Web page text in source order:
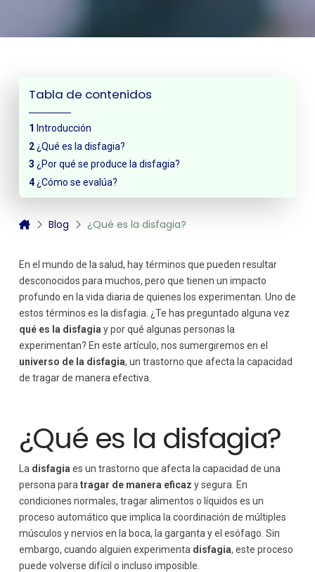
Tabla de contenidos
Introducción
¿Qué es la disfagia?
¿Por qué se produce la disfagia?
¿Cómo se evalúa?
Blog ¿Qué es la disfagia?
En el mundo de la salud, hay términos que pueden resultar
desconocidos para muchos, pero que tienen un impacto
profundo en la vida diaria de quienes los experimentan. Uno de
estos términos es la disfagia. ¿Te has preguntado alguna vez
qué es la disfagia y por qué algunas personas la
experimentan? En este artículo, nos sumergiremos en el
universo de la disfagia, un trastorno que afecta la capacidad
de tragar de manera efectiva.
¿Qué es la disfagia?
La disfagia es un trastorno que afecta la capacidad de una
persona para tragar de manera eficaz y segura. En
condiciones normales, tragar alimentos o líquidos es un
proceso automático que implica la coordinación de múltiples
músculos y nervios en la boca, la garganta y el esófago. Sin
embargo, cuando alguien experimenta disfagia, este proceso
puede volverse difícil o incluso imposible.